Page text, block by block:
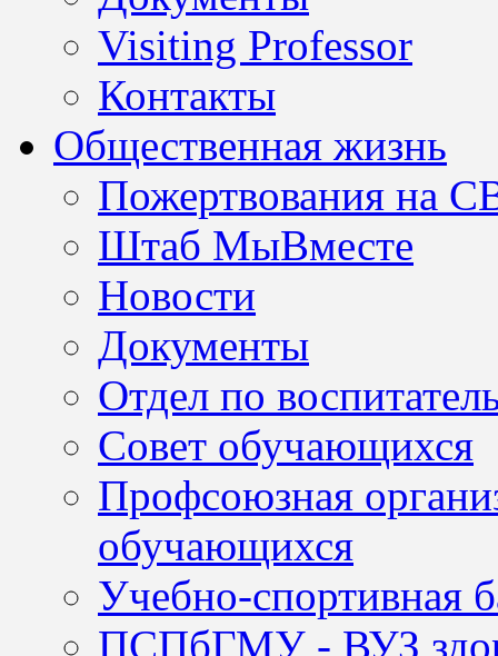
Visiting Professor
Контакты
Общественная жизнь
Пожертвования на
Штаб МыВместе
Новости
Документы
Отдел по
Совет обучающихся
Профсоюзная
обучающихся
Учебно-спортивная
ПСПбГМУ - ВУЗ